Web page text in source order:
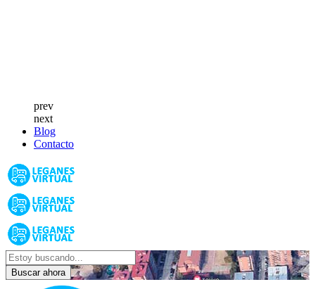
prev
next
Blog
Contacto
Buscar ahora